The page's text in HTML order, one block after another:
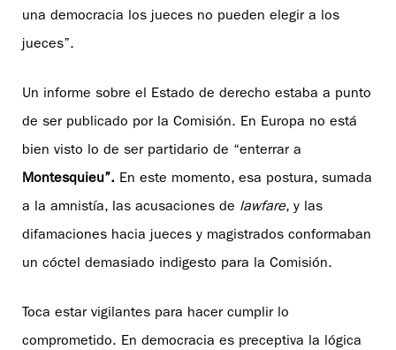
una democracia los jueces no pueden elegir a los
jueces”.
Un informe sobre el Estado de derecho estaba a punto
de ser publicado por la Comisión. En Europa no está
bien visto lo de ser partidario de “enterrar a
Montesquieu”. En este momento, esa postura, sumada
a la amnistía, las acusaciones de lawfare, y las
difamaciones hacia jueces y magistrados conformaban
un cóctel demasiado indigesto para la Comisión.
Toca estar vigilantes para hacer cumplir lo
comprometido. En democracia es preceptiva la lógica